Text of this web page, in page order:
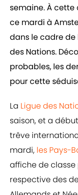
semaine. À
ce mardi à
dans le cadre de
des Nations.
probables, les
pour cette
La Ligue des
saison, et a
trêve
mardi, les Pays-
affiche de
respective des